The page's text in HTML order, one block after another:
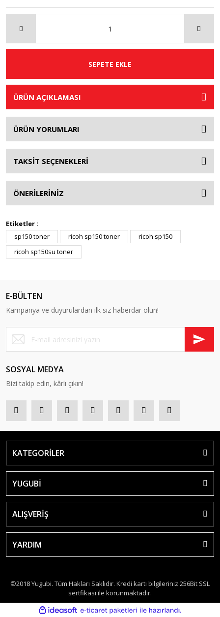
SEPETE EKLE
ÜRÜN AÇIKLAMASI
ÜRÜN YORUMLARI
TAKSİT SEÇENEKLERİ
ÖNERİLERİNİZ
Etiketler :
sp150 toner
ricoh sp150 toner
ricoh sp150
ricoh sp150su toner
E-BÜLTEN
Kampanya ve duyurulardan ilk siz haberdar olun!
SOSYAL MEDYA
Bizi takip edin, kârlı çıkın!
KATEGORİLER
YUGUBİ
ALIŞVERİŞ
YARDIM
©2018 Yugubi. Tüm Hakları Saklıdır. Kredi kartı bilgileriniz 256Bit SSL
sertfikası ile korunmaktadır.
ideasoft
e-